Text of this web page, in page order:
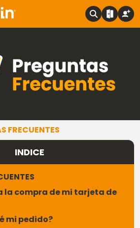
FRECUENTES
INDICE
la compra de mi tarjeta de
mi pedido?